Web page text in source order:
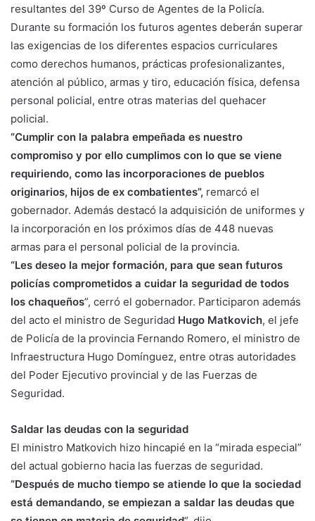
resultantes del 39º Curso de Agentes de la Policía.
Durante su formación los futuros agentes deberán superar
las exigencias de los diferentes espacios curriculares
como derechos humanos, prácticas profesionalizantes,
atención al público, armas y tiro, educación física, defensa
personal policial, entre otras materias del quehacer
policial.
“Cumplir con la palabra empeñada es nuestro
compromiso y por ello cumplimos con lo que se viene
requiriendo, como las incorporaciones de pueblos
originarios, hijos de ex combatientes”, remarcó el
gobernador. Además destacó la adquisición de uniformes y
la incorporación en los próximos días de 448 nuevas
armas para el personal policial de la provincia.
“Les deseo la mejor formación, para que sean futuros
policías comprometidos a cuidar la seguridad de todos
los chaqueños”, cerró el gobernador. Participaron además
del acto el ministro de Seguridad Hugo Matkovich, el jefe
de Policía de la provincia Fernando Romero, el ministro de
Infraestructura Hugo Domínguez, entre otras autoridades
del Poder Ejecutivo provincial y de las Fuerzas de
Seguridad.
Saldar las deudas con la seguridad
El ministro Matkovich hizo hincapié en la “mirada especial”
del actual gobierno hacia las fuerzas de seguridad.
“Después de mucho tiempo se atiende lo que la sociedad
está demandando, se empiezan a saldar las deudas que